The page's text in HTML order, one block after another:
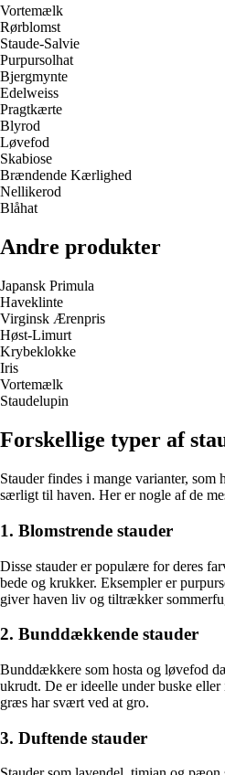
Vortemælk
Rørblomst
Staude-Salvie
Purpursolhat
Bjergmynte
Edelweiss
Pragtkærte
Blyrod
Løvefod
Skabiose
Brændende Kærlighed
Nellikerod
Blåhat
Andre produkter
Japansk Primula
Haveklinte
Virginsk Ærenpris
Høst-Limurt
Krybeklokke
Iris
Vortemælk
Staudelupin
Forskellige typer af
Stauder findes i mange varianter,
særligt til haven. Her er nogle af de
1. Blomstrende stauder
Disse stauder er populære for deres
bede og krukker. Eksempler er
giver haven liv og tiltrækker
2. Bunddækkende stauder
Bunddækkere som hosta og løvefod
ukrudt. De er ideelle under buske
græs har svært ved at gro.
3. Duftende stauder